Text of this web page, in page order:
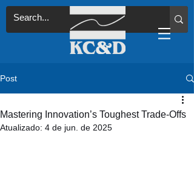
Post
Mastering Innovation’s Toughest Trade-Offs
Atualizado: 4 de jun. de 2025